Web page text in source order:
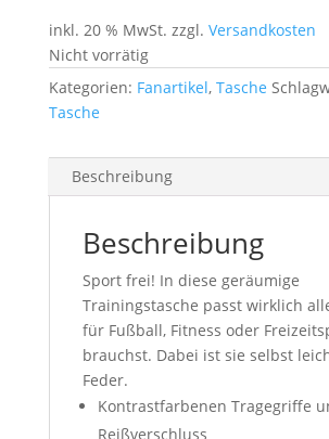
inkl. 20 % MwSt. zzgl. Versandkosten
Nicht vorrätig
Kategorien: Fanartikel, Tasche
Tasche
Beschreibung
Beschreibung
Sport frei! In diese geräumige
Trainingstasche passt wirklich
für Fußball, Fitness oder
brauchst. Dabei ist sie selbst
Feder.
Kontrastfarbenen Tragegriffe
Reißverschluss